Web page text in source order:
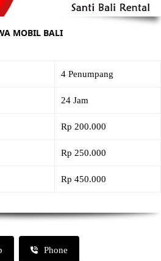
MOBIL BALI
4 Penumpang
24 Jam
Rp 200.000
Rp 250.000
Rp 450.000
Phone